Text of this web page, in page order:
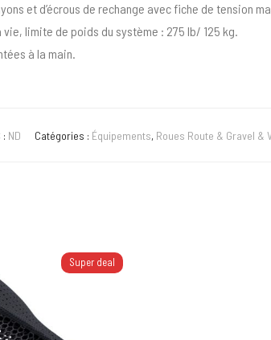
et d’écrous de rechange avec fiche de tension
vie, limite de poids du système : 275 lb/ 125 kg.
à la main.
: ND Catégories : Équipements, Roues Route & Gravel &
Super deal